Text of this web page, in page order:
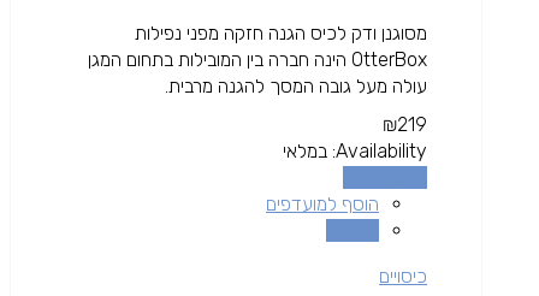
מסוגנן ודק לכיס הגנה חזקה מפני נפילות
OtterBox הינה חברה בין המובילות בתחום המגן
עולה מעל גובה המסך להגנה מרבית.
₪219
Availability: במלאי
הוסף למועדפים
כיסויים